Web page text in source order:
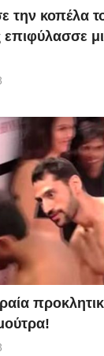
την κοπέλα
επιφύλασσε